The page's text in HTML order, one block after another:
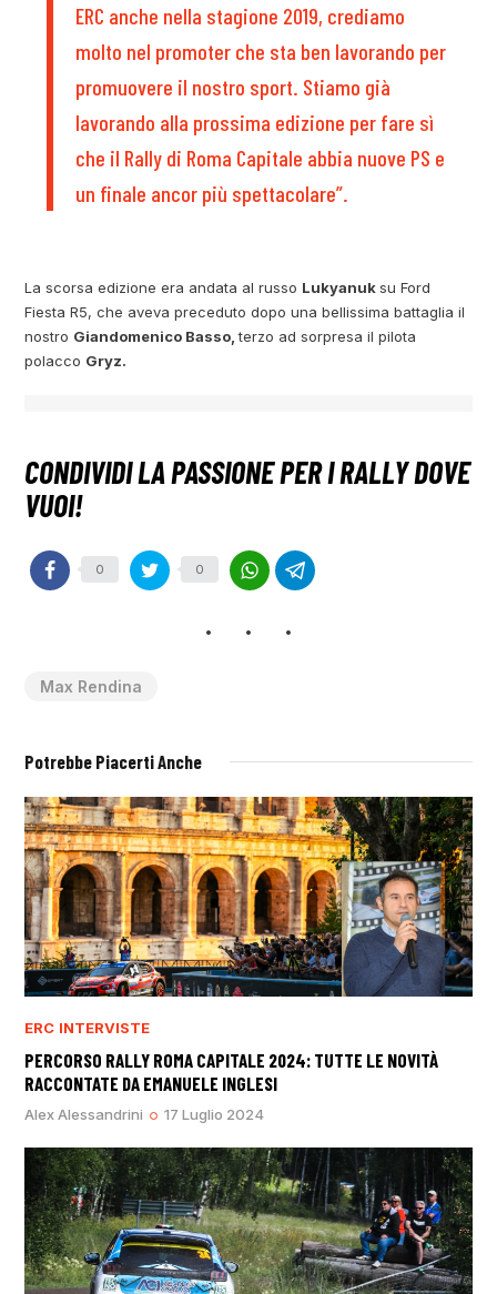
ERC anche nella stagione 2019, crediamo
molto nel promoter che sta ben lavorando per
promuovere il nostro sport. Stiamo già
lavorando alla prossima edizione per fare sì
che il Rally di Roma Capitale abbia nuove PS e
un finale ancor più spettacolare”.
La scorsa edizione era andata al russo Lukyanuksu Ford
Fiesta R5, che aveva preceduto dopo una bellissima battaglia il
nostro Giandomenico Basso,terzo ad sorpresa il pilota
polacco Gryz.
0 0
Max Rendina
Potrebbe Piacerti Anche
ERC INTERVISTE
PERCORSO RALLY ROMA CAPITALE 2024: TUTTE LE NOVITÀ
RACCONTATE DA EMANUELE INGLESI
Alex Alessandrini 17 Luglio 2024